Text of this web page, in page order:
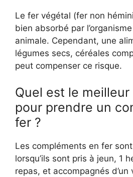
Le fer végétal (fer non
bien absorbé par
animale. Cependant, une
légumes secs, céréales
peut compenser ce risque.
Quel est le
pour prendre un
fer ?
Les compléments en fer
lorsqu’ils sont pris à jeun, 1
repas, et accompagnés